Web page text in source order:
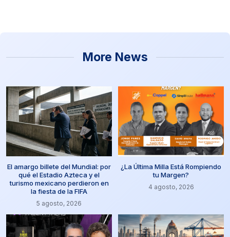
More News
El amargo billete del Mundial: por
qué el Estadio Azteca y el
turismo mexicano perdieron en
la fiesta de la FIFA
5 agosto, 2026
¿La Última Milla Está Rompiendo
tu Margen?
4 agosto, 2026